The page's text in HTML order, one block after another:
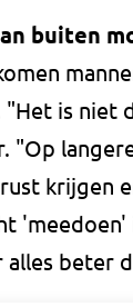
buiten
is niet
"Op
krijgen
alles beter